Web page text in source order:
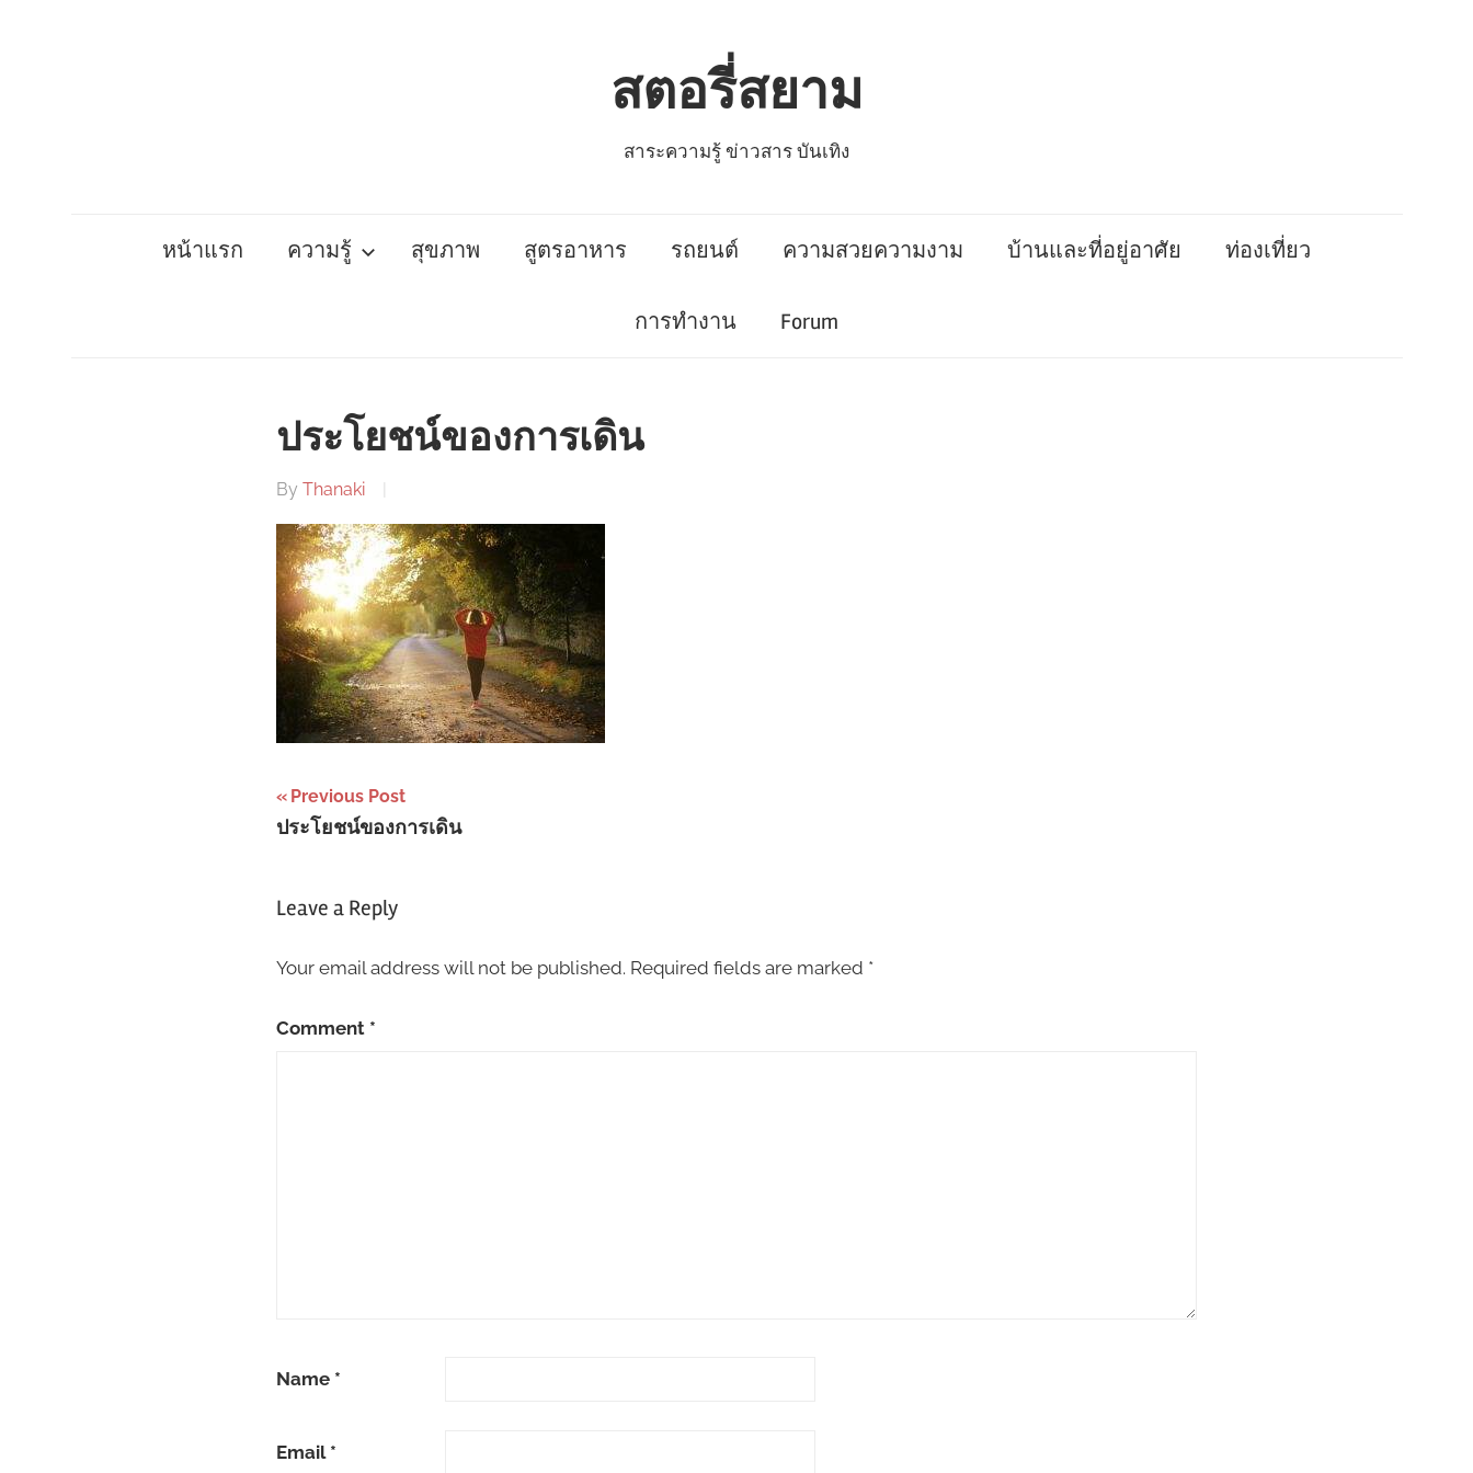
สตอรี่สยาม
สาระความรู้ ข่าวสาร บันเทิง
หน้าแรก ความรู้ สุขภาพ สูตรอาหาร รถยนต์ ความสวยความงาม บ้านและที่อยู่อาศัย ท่องเที่ยว
การทำงาน Forum
ประโยชน์ของการเดิน
By Thanaki
Post
navigation
Previous Post
ประโยชน์ของการเดิน
Leave a Reply
Your email address will not be published. Required fields are marked *
Comment *
Name *
Email *